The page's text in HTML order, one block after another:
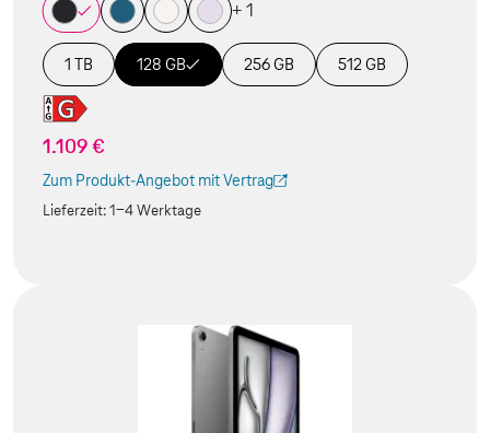
+ 1
1 TB 128 GB 256 GB 512 GB
1.109 €
Zum Produkt-Angebot mit Vertrag
(Der Link wird in einem neuen Tab geöffnet)
Lieferzeit:1-4 Werktage